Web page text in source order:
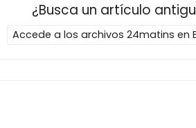
¿Busca un artículo
Accede a los archivos 24matins en